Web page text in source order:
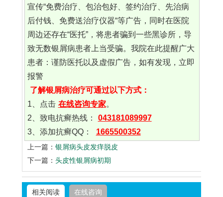
宣传“免费治疗、包治包好、签约治疗、先治病
后付钱、免费送治疗仪器“等广告，同时在医院
周边还存在“医托”，将患者骗到一些黑诊所，导
致无数银屑病患者上当受骗。我院在此提醒广大
患者：谨防医托以及虚假广告，如有发现，立即
报警
了解银屑病治疗可通过以下方式：
1、点击 在线咨询专家。
2、致电抗癣热线：
043181089997
3、添加抗癣QQ：
1665500352
上一篇： 银屑病头皮发痒脱皮
下一篇： 头皮性银屑病初期
相关阅读 在线咨询